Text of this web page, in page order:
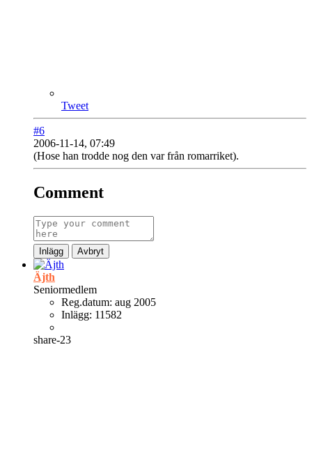
Tweet
#6
2006-11-14, 07:49
(Hose han trodde nog den var från romarriket).
Comment
Inlägg Avbryt
Äjth
Seniormedlem
Reg.datum: aug 2005
Inlägg: 11582
share-23